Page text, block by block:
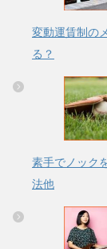
変動運賃制の
る？
素手でノック
法他